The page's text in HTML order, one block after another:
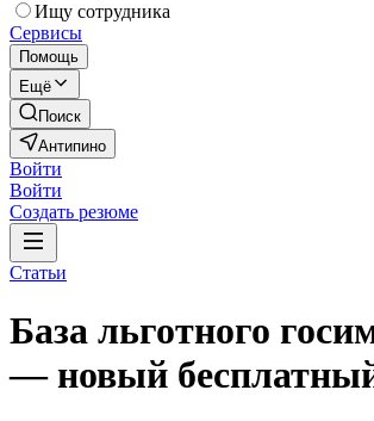
Ищу сотрудника
Сервисы
Помощь
Ещё
Поиск
Антипино
Войти
Войти
Создать резюме
Статьи
База льготного
— новый